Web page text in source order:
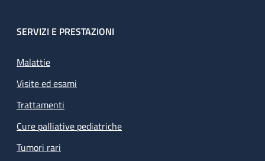
SERVIZI E PRESTAZIONI
Malattie
Visite ed esami
Trattamenti
Cure palliative pediatriche
Tumori rari